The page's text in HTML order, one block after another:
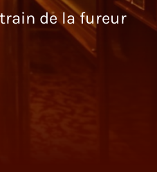
de la fureur